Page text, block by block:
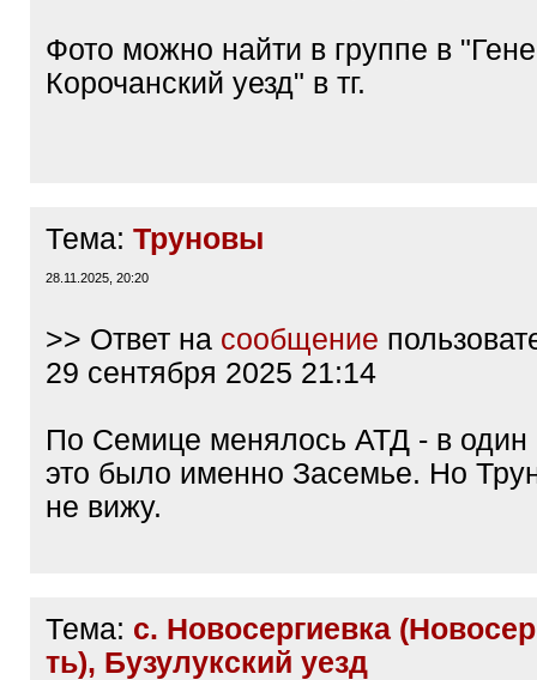
Фото можно найти в группе в
Корочанский уезд" в тг.
Тема: Труновы
28.11.2025, 20:20
>> Ответ на сообщение
29 сентября 2025 21:14
По Семице менялось АТД - в один
это было именно Засемье. Но
не вижу.
Тема: с. Новосергиевка
ть), Бузулукский уезд